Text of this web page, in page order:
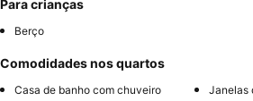
Para crianças
Berço
Comodidades nos quartos
Casa de banho com chuveiro
Janelas